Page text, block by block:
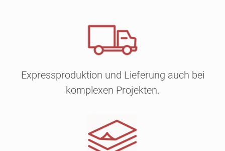
Expressproduktion und Lieferung auch bei
komplexen Projekten.